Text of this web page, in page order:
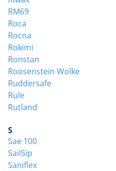
RM69
Roca
Rocna
Rokimi
Ronstan
Roosenstein Wolke
Ruddersafe
Rule
Rutland
S
Sae 100
SailSip
Saniflex